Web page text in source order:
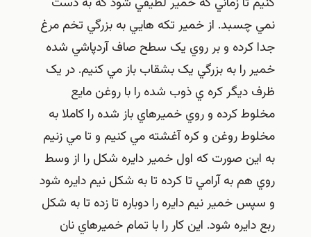
نمي چسبد. از خمير تکه هايي به بزرگي تخم مرغ
جدا کرده و بر روي يک سطح صاف آردپاشي شده
خمير را به بزرگي يک بشقاب باز مي کنيم. در يک
ظرف ديگر کره ي ذوب شده را با روغن مايع
مخلوط کرده و روي خميرهاي باز شده را کاملا به
مخلوط روغن و کره آغشته مي کنيم و تا مي زنيم
به اين صورت که اول خمير دايره شکل را از وسط
روي هم به آرامي تا کرده تا به شکل نيم دايره شود
و سپس خمير نيم دايره را دوباره تا زده تا به شکل
ربع دايره شود. اين کار را با تمام خميرهاي نان